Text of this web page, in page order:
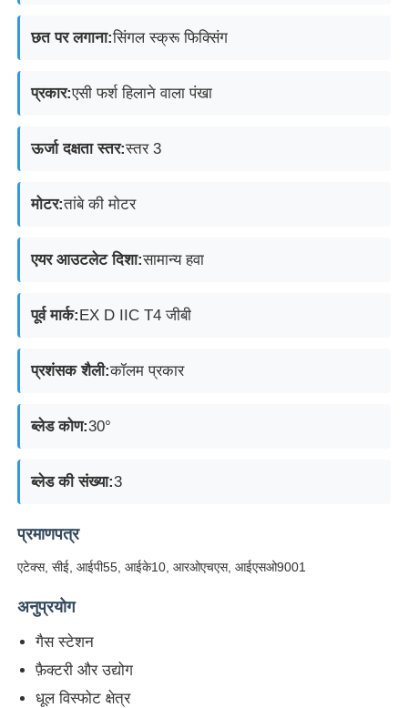
धमाका-प्रूफ बॉक्स
विस्फोट रोधी स्विच
छत पर लगाना:सिंगल स्क्रू फिक्सिंग
प्रकार:एसी फर्श हिलाने वाला पंखा
ऊर्जा दक्षता स्तर:स्तर 3
मोटर:तांबे की मोटर
एयर आउटलेट दिशा:सामान्य हवा
पूर्व मार्क:EX D IIC T4 जीबी
प्रशंसक शैली:कॉलम प्रकार
ब्लेड कोण:30°
ब्लेड की संख्या:3
प्रमाणपत्र
एटेक्स, सीई, आईपी55, आईके10, आरओएचएस, आईएसओ9001
अनुप्रयोग
गैस स्टेशन
फ़ैक्टरी और उद्योग
धूल विस्फोट क्षेत्र